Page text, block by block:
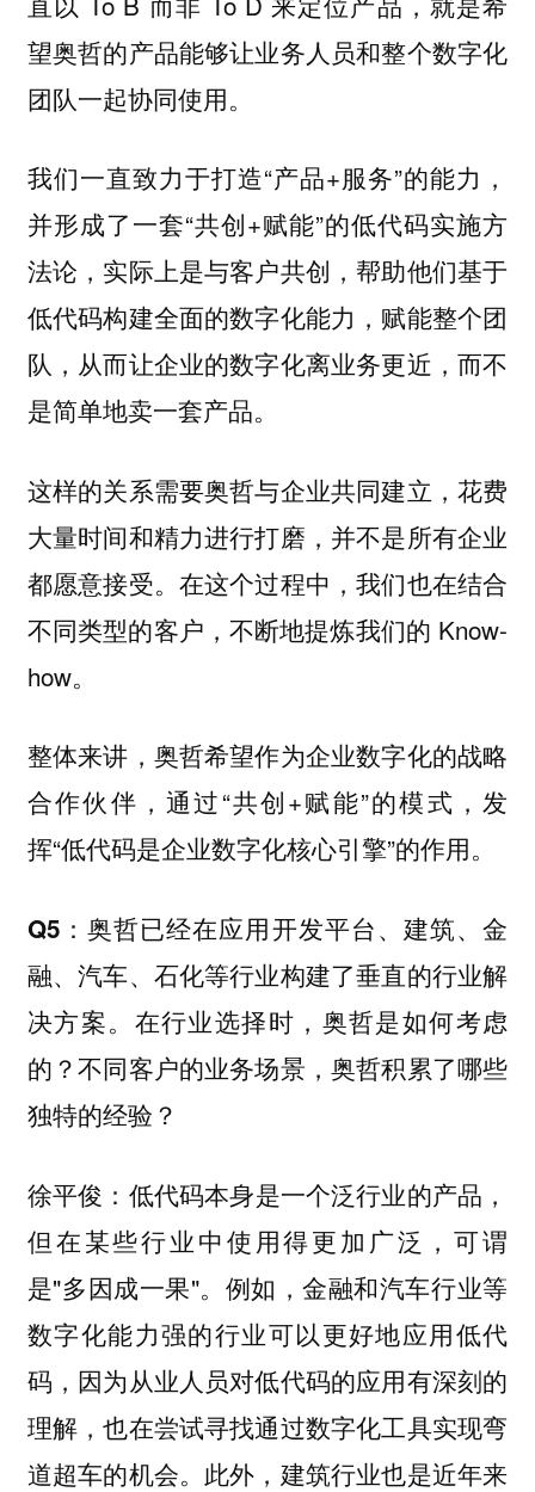
望奥哲的产品能够让业务人员和整个数字化
团队一起协同使用。
我们一直致力于打造“产品+服务”的能力，
并形成了一套“共创+赋能”的低代码实施方
法论，实际上是与客户共创，帮助他们基于
低代码构建全面的数字化能力，赋能整个团
队，从而让企业的数字化离业务更近，而不
是简单地卖一套产品。
这样的关系需要奥哲与企业共同建立，花费
大量时间和精力进行打磨，并不是所有企业
都愿意接受。在这个过程中，我们也在结合
不同类型的客户，不断地提炼我们的 Know-
how。
整体来讲，奥哲希望作为企业数字化的战略
合作伙伴，通过“共创+赋能”的模式，发
挥“低代码是企业数字化核心引擎”的作用。
Q5：奥哲已经在应用开发平台、建筑、金
融、汽车、石化等行业构建了垂直的行业解
决方案。在行业选择时，奥哲是如何考虑
的？不同客户的业务场景，奥哲积累了哪些
独特的经验？
徐平俊： 低代码本身是一个泛行业的产品，
但在某些行业中使用得更加广泛，可谓
是"多因成一果"。例如，金融和汽车行业等
数字化能力强的行业可以更好地应用低代
码，因为从业人员对低代码的应用有深刻的
理解，也在尝试寻找通过数字化工具实现弯
道超车的机会。此外，建筑行业也是近年来